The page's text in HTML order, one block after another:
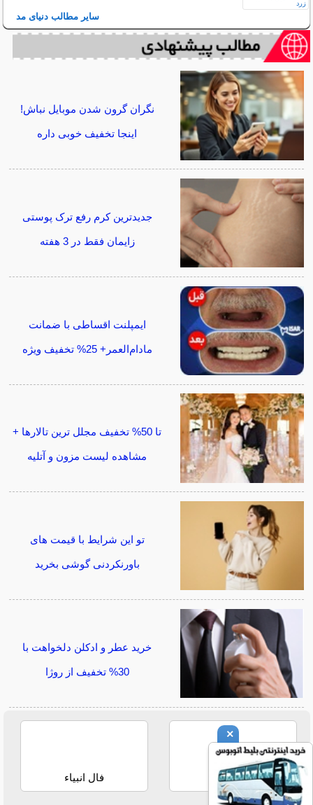
سایر مطالب دنیای مد
نگران گرون شدن موبایل نباش!
اینجا تخفیف خوبی داره
جدیدترین کرم رفع ترک پوستی
زایمان فقط در 3 هفته
ایمپلنت اقساطی با ضمانت
مادام‌العمر+ 25% تخفیف ویژه
تا 50% تخفیف مجلل ترین تالارها +
مشاهده لیست مزون و آتلیه
تو این شرایط با قیمت های
باورنکردنی گوشی بخرید
خرید عطر و ادکلن دلخواهت با
30% تخفیف از روژا
فال حافظ فال انبیاء
×